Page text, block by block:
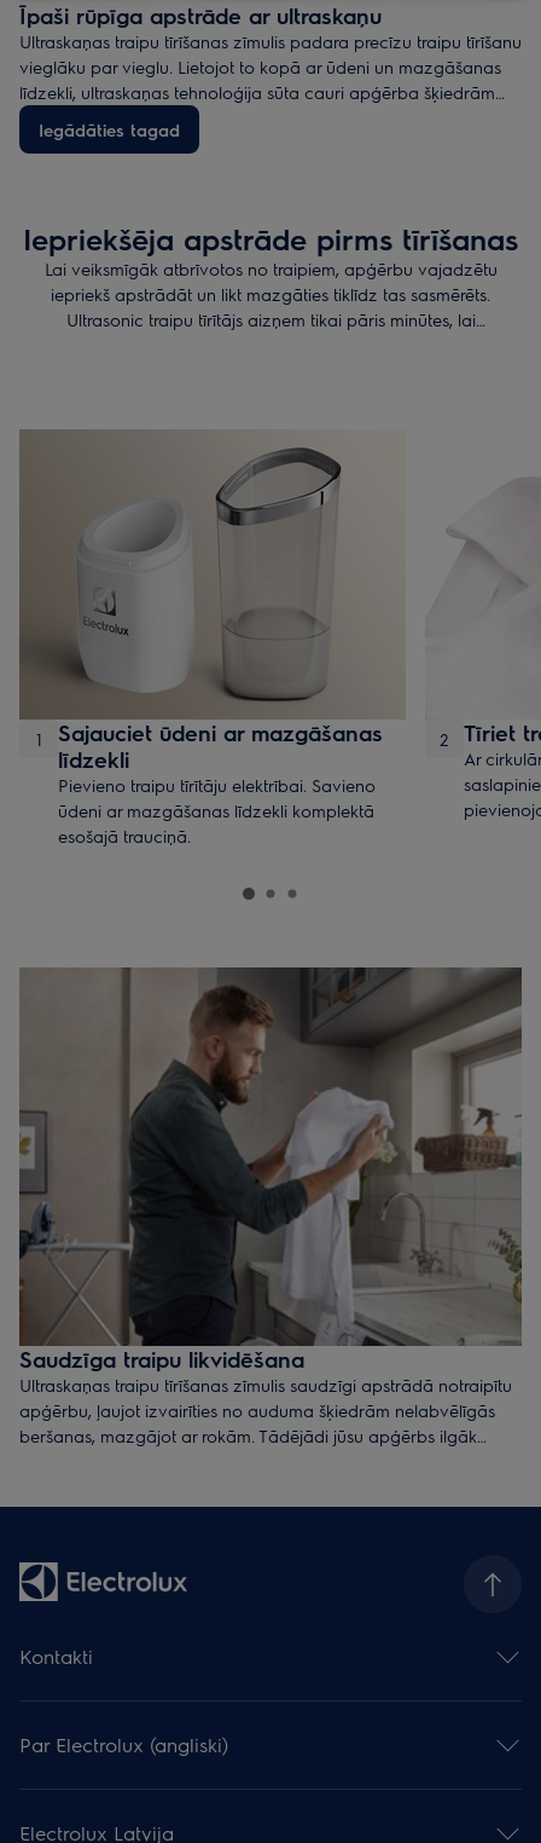
Īpaši rūpīga apstrāde ar ultraskaņu
Ultraskaņas traipu tīrīšanas zīmulis padara precīzu traipu tīrīšanu
vieglāku par vieglu. Lietojot to kopā ar ūdeni un mazgāšanas
līdzekli, ultraskaņas tehnoloģija sūta cauri apģērba šķiedrām
nelielas vibrācijas, kas izšķīdina traipu daļiņu pa daļiņai. Līdz ar
to mazgāšanas laikā apģērbs tiek izmazgāts efektīvāk.
Iegādāties tagad
Iepriekšēja apstrāde pirms tīrīšanas
Lai veiksmīgāk atbrīvotos no traipiem, apģērbu vajadzētu
iepriekš apstrādāt un likt mazgāties tiklīdz tas sasmērēts.
Ultrasonic traipu tīrītājs aizņem tikai pāris minūtes, lai
1
Sajauciet ūdeni ar mazgāšanas
līdzekli
Pievieno traipu tīrītāju elektrībai. Savieno
ūdeni ar mazgāšanas līdzekli komplektā
esošajā trauciņā.
2 Tīriet
Ar
Saudzīga traipu likvidēšana
Ultraskaņas traipu tīrīšanas zīmulis saudzīgi apstrādā notraipītu
apģērbu, ļaujot izvairīties no auduma šķiedrām nelabvēlīgās
beršanas, mazgājot ar rokām. Tādējādi jūsu apģērbs ilgāk
Kontakti
Atstāj atsauksmi
Serviss un atbalsts
Reģistrēt produktu
Lejupielādēt katalogus
Par Electrolux (angliski)
Prese un jaunumi
Electrolux Latvija